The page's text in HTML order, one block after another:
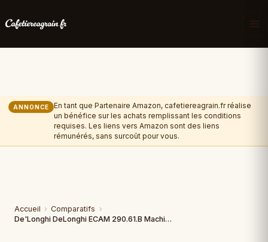
ANNONCE
En tant que Partenaire Amazon, cafetiereagrain.fr réalise
un bénéfice sur les achats remplissant les conditions
requises. Les liens vers Amazon sont des liens
rémunérés, sans surcoût pour vous.
Accueil › Comparatifs ›
De'Longhi DeLonghi ECAM 290.61.B Machine à café automatique